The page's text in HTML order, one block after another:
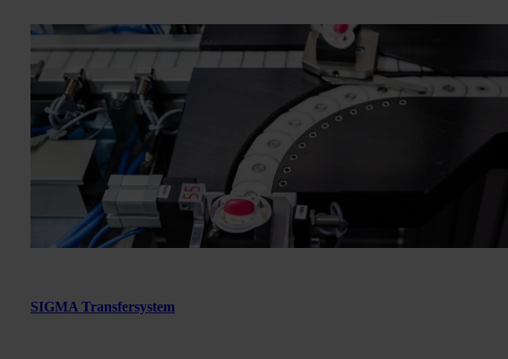
SIGMA Transfersystem